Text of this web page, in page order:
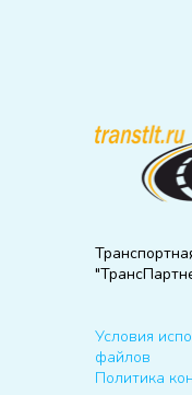
Условия
файлов
Политика